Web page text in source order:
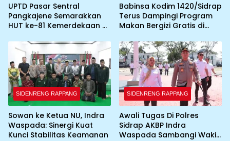
UPTD Pasar Sentral
Pangkajene Semarakkan
HUT ke-81 Kemerdekaan RI
Umbul-Umbul dan
Dekorasi Merah Putih
Babinsa Kodim 1420/Sidrap
Terus Dampingi Program
Makan Bergizi Gratis di
SIDENRENG RAPPANG
Sowan ke Ketua NU, Indra
Waspada: Sinergi Kuat
Kunci Stabilitas Keamanan
SIDENRENG RAPPANG
Awali Tugas Di Polres
Sidrap AKBP Indra
Waspada Sambangi Wakil